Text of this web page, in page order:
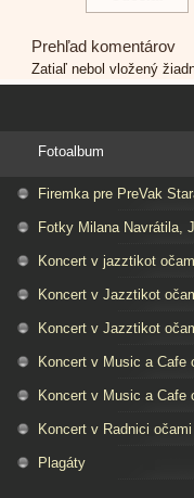
Prehľad komentárov
Zatiaľ nebol vložený
Fotoalbum
Firemka pre PreVak
Fotky Milana Navrátila,
Koncert v jazztikot
Koncert v Jazztikot
Koncert v Jazztikot
Koncert v Music a Cafe
Koncert v Music a Cafe
Koncert v Radnici
Plagáty